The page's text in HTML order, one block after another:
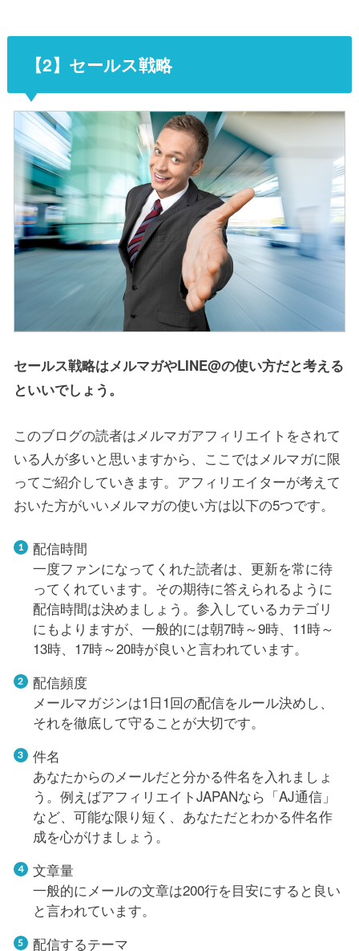
【2】セールス戦略
セールス戦略はメルマガやLINE@の使い方だと考える
といいでしょう。
このブログの読者はメルマガアフィリエイトをされて
いる人が多いと思いますから、ここではメルマガに限
ってご紹介していきます。アフィリエイターが考えて
おいた方がいいメルマガの使い方は以下の5つです。
配信時間
一度ファンになってくれた読者は、更新を常に待
ってくれています。その期待に答えられるように
配信時間は決めましょう。参入しているカテゴリ
にもよりますが、一般的には朝7時～9時、11時～
13時、17時～20時が良いと言われています。
配信頻度
メールマガジンは1日1回の配信をルール決めし、
それを徹底して守ることが大切です。
件名
あなたからのメールだと分かる件名を入れましょ
う。例えばアフィリエイトJAPANなら「AJ通信」
など、可能な限り短く、あなただとわかる件名作
成を心がけましょう。
文章量
一般的にメールの文章は200行を目安にすると良い
と言われています。
配信するテーマ